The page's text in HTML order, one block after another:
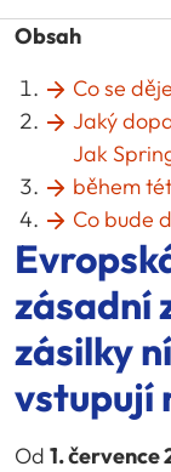
Obsah
Co se
Jaký
Jak
během
Co bude
zásadní
zásilky
vstupují
Od 1. července